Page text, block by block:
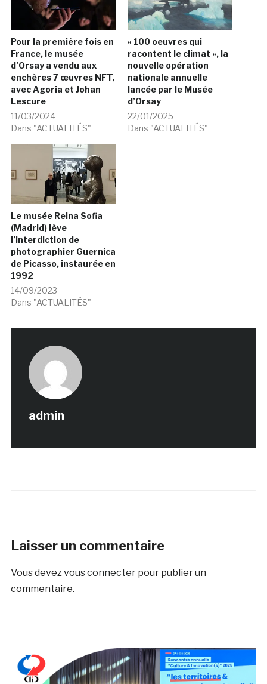
Pour la première fois en
France, le musée
d’Orsay a vendu aux
enchères 7 œuvres NFT,
avec Agoria et Johan
Lescure
11/03/2024
Dans "ACTUALITÉS"
« 100 oeuvres qui
racontent le climat », la
nouvelle opération
nationale annuelle
lancée par le Musée
d’Orsay
22/01/2025
Dans "ACTUALITÉS"
Le musée Reina Sofia
(Madrid) lève
l’interdiction de
photographier Guernica
de Picasso, instaurée en
1992
14/09/2023
Dans "ACTUALITÉS"
admin
Laisser un commentaire
Vous devez vous connecterpour publier un
commentaire.